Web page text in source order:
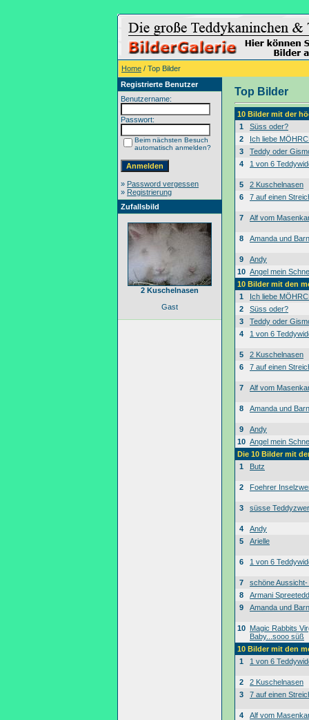
Home / Top Bilder
Registrierte Benutzer
Benutzername:
Passwort:
Beim nächsten Besuch
automatisch anmelden?
» Password vergessen
» Registrierung
Zufallsbild
2 Kuschelnasen
Gast
Top Bilder
10 Bilder mit der
1
Süss oder?
2
Ich liebe
3
Teddy oder
4
1 von 6
5
2 Kuschelnasen
6
7 auf einen
7 Alf vom
8 Amanda und
9
Andy
10 Angel mein
10 Bilder mit den
1
Ich liebe
2
Süss oder?
3
Teddy oder
4
1 von 6
5
2 Kuschelnasen
6
7 auf einen
7 Alf vom
8 Amanda und
9
Andy
10 Angel mein
Die 10 Bilder mit
1
Butz
2 Foehrer
3 süsse
4
Andy
5
Arielle
6 1 von 6
7
schöne
8
Armani
9
Amanda und
10 Magic Rabbits
Baby...sooo süß
10 Bilder mit den
1
1 von 6
2
2 Kuschelnasen
3
7 auf einen
4 Alf vom